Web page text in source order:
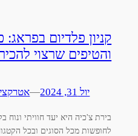
קניון פלדיום
והטיפים שרצוי
יול 31, 2024 —
בירת צ'כיה היא יעד חוויתי ונוח
לחופשות מכל הסוגים ובכל